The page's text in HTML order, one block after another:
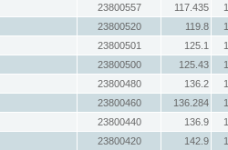
23800557 117.435
23800520 119.8
23800501 125.1
23800500 125.43
23800480 136.2
23800460 136.284
23800440 136.9
23800420 142.9